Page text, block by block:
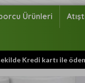
Ürünleri
her yerine
Kredi kartı ile